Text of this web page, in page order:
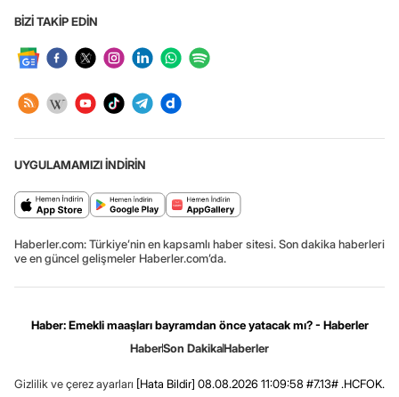
BİZİ TAKİP EDİN
UYGULAMAMIZI İNDİRİN
Haberler.com: Türkiye’nin en kapsamlı haber sitesi. Son dakika haberleri
ve en güncel gelişmeler Haberler.com’da.
Haber: Emekli maaşları bayramdan önce yatacak mı? - Haberler
HaberSon DakikaHaberler
Gizlilik ve çerez ayarları [Hata Bildir] 08.08.2026 11:09:58 #7.13# .HCFOK.